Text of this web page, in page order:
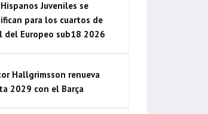
Juveniles se
para los cuartos de
del Europeo sub18 2026
Hallgrimsson renueva
2029 con el Barça